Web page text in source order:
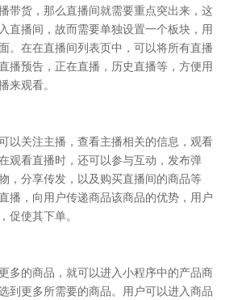
带货，那么直播间就需要重点突出来，这
直播间，故而需要单独设置一个板块，用
。在在直播间列表页中，可以将所有直播
播预告，正在直播，历史直播等，方便用
来观看。
以关注主播，查看主播相关的信息，观看
观看直播时，还可以参与互动，发布弹
，分享传发，以及购买直播间的商品等
播，向用户传递商品该商品的优势，用户
促使其下单。
多的商品，就可以进入小程序中的产品商
到更多所需要的商品。用户可以进入商品